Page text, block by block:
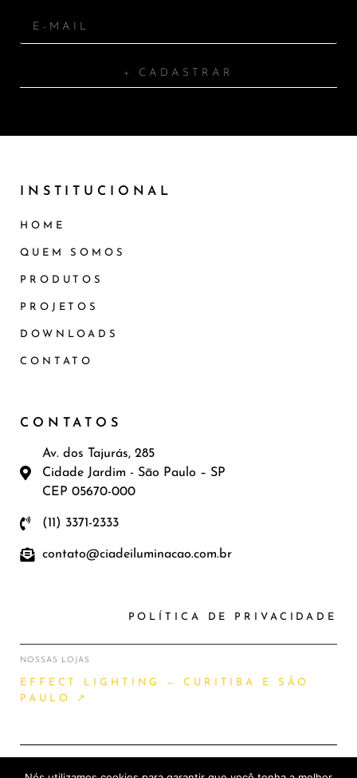
+ CADASTRAR
INSTITUCIONAL
HOME
QUEM SOMOS
PRODUTOS
PROJETOS
DOWNLOADS
CONTATO
CONTATOS
Av. dos Tajurás, 285
Cidade Jardim - São Paulo – SP
CEP 05670-000
(11) 3371-2333
contato@ciadeiluminacao.com.br
POLÍTICA DE PRIVACIDADE
NOSSAS LOJAS
EFFECT LIGHTING — CURITIBA E SÃO
PAULO ↗